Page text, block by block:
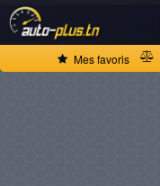
Mes favoris
ACCUEIL